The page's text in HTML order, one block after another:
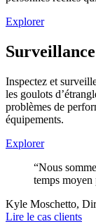
Explorer
Inspectez et
les goulots
problèmes de
équipements.
Explorer
“Nous
temps moyen
Kyle Moschetto,
Lire le cas clients